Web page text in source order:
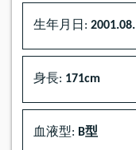
生年月日:
身長: 171cm
血液型: B型